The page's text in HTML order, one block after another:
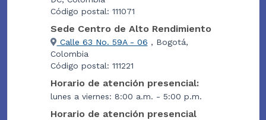
Código postal: 111071
Sede Centro de Alto Rendimiento
Calle 63 No. 59A - 06 , Bogotá,
Colombia
Código postal: 111221
Horario de atención presencial:
lunes a viernes: 8:00 a.m. - 5:00 p.m.
Horario de atención presencial